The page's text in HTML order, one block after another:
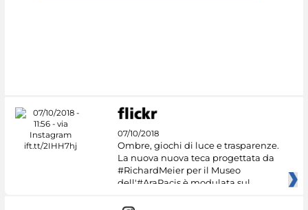
07/10/2018
Ombre, giochi di luce e trasparenze.
La nuova nuova teca progettata da
#RichardMeier per il Museo
dell'#AraPacis è modulata sul